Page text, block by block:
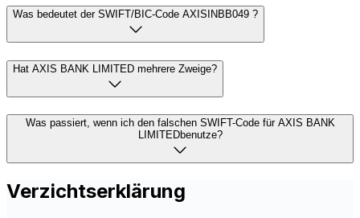
Was bedeutet der SWIFT/BIC-Code AXISINBB049 ?
Hat AXIS BANK LIMITED mehrere Zweige?
Was passiert, wenn ich den falschen SWIFT-Code für AXIS BANK
LIMITEDbenutze?
Verzichtserklärung